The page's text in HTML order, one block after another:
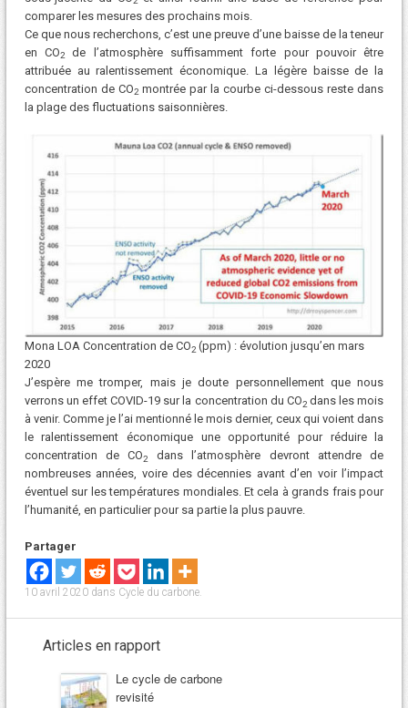
comparer les mesures des prochains mois.
Ce que nous recherchons, c’est une preuve d’une baisse de la teneur
en CO2
de l’atmosphère suffisamment forte pour pouvoir être
attribuée au ralentissement économique. La légère baisse de la
concentration de CO2montrée par la courbe ci-dessous reste dans
la plage des fluctuations saisonnières.
Mona LOA Concentration de CO2(ppm) : évolution jusqu’en mars
2020
J’espère me tromper, mais je doute personnellement que nous
verrons un effet COVID-19 sur la concentration du CO2dans les mois
à venir. Comme je l’ai mentionné le mois dernier, ceux qui voient dans
le ralentissement économique une opportunité pour réduire la
concentration de CO2
dans l’atmosphère devront attendre de
nombreuses années, voire des décennies avant d’en voir l’impact
éventuel sur les températures mondiales. Et cela à grands frais pour
l’humanité, en particulier pour sa partie la plus pauvre.
Partager
10 avril 2020dans Cycle du carbone.
Articles en rapport
Le cycle de carbone
revisité